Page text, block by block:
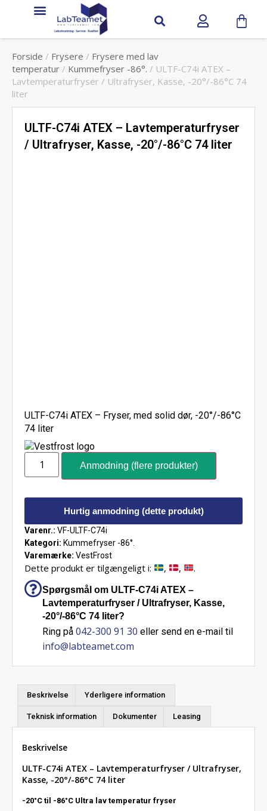
Forside / Frysere / Frysere med lav
temperatur / Kummefryser -86°. / ULTF-C74i ATEX –
Lavtemperaturfryser / Ultrafryser, Kasse, -20°/-86°C 74
liter
ULTF-C74i ATEX – Lavtemperaturfryser
/ Ultrafryser, Kasse, -20°/-86°C 74 liter
ULTF-C74i ATEX – Fryser, med solid dør, -20°/-86°C
74 liter
Anmodning (flere produkter)
Hurtig anmodning (dette produkt)
Varenr.: VF-ULTF-C74i
Kategori: Kummefryser -86°.
Varemærke: VestFrost
Dette produkt er tilgængeligt i: , , .
Spørgsmål om ULTF-C74i ATEX –
Lavtemperaturfryser / Ultrafryser, Kasse,
-20°/-86°C 74 liter?
Ring på 042-300 91 30 eller send en e-mail til
info@labteamet.com
Beskrivelse Yderligere information
Teknisk information Dokumenter Leasing
Beskrivelse
ULTF-C74i ATEX – Lavtemperaturfryser / Ultrafryser,
Kasse, -20°/-86°C 74 liter
-20°C til -86°C Ultra lav temperatur fryser